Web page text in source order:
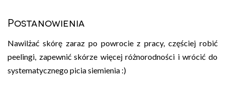
Postanowienia
Nawilżać skórę zaraz po powrocie z pracy, częściej robić
peelingi, zapewnić skórze więcej różnorodności i wrócić do
systematycznego picia siemienia :)